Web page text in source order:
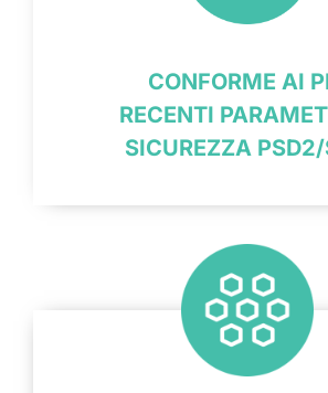
CONFORME AI
RECENTI
SICUREZZA